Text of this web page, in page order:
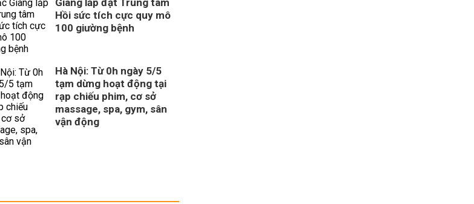
Hồi sức tích cực quy mô
100 giường bệnh
Hà Nội: Từ 0h ngày 5/5
tạm dừng hoạt động tại
rạp chiếu phim, cơ sở
massage, spa, gym, sân
vận động